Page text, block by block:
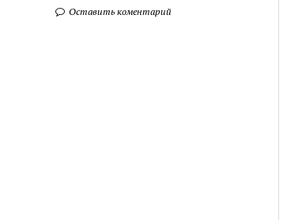
Оставить коментарий